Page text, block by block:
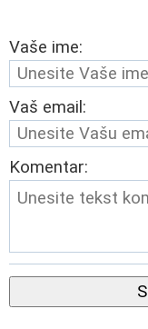
Vaše ime:
Vaš email:
Komentar: